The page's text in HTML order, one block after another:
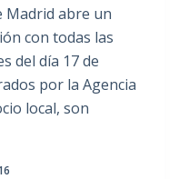
Madrid abre un
con todas las
del día 17 de
por la Agencia
local, son